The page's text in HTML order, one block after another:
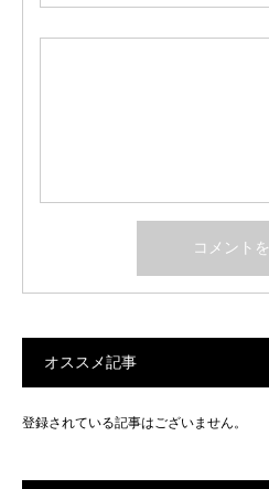
オススメ記事
登録されている記事はございません。